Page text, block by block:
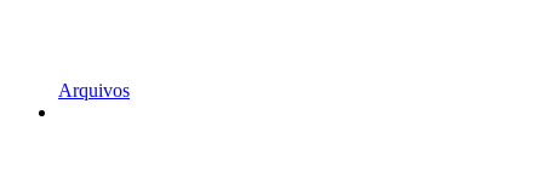
Arquivos